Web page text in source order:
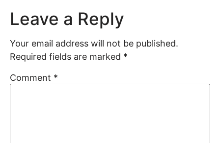
Leave a Reply
Your email address will not be published.
Required fields are marked *
Comment *